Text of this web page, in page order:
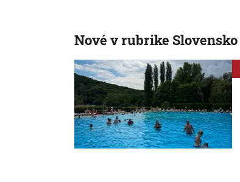
Nové v rubrike Slovensko